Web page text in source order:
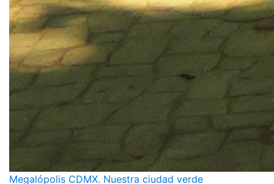
Megalópolis CDMX. Nuestra ciudad verde